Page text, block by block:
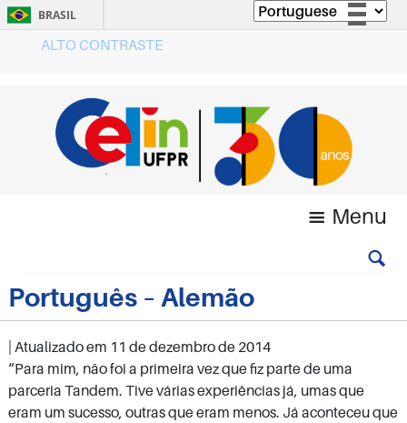
BRASIL
Acesso à informação
Legislação
Canais
ALTO CONTRASTE
Menu
Português – Alemão
| Atualizado em 11 de dezembro de 2014
“Para mim, não foi a primeira vez que fiz parte de uma
parceria Tandem. Tive várias experiências já, umas que
eram um sucesso, outras que eram menos. Já aconteceu que